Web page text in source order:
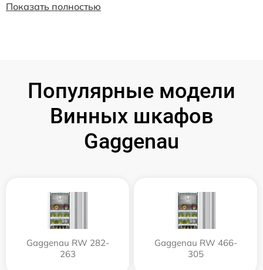
Показать полностью
Популярные модели
Винных шкафов
Gaggenau
Gaggenau RW 282-
263
Gaggenau RW 466-
305